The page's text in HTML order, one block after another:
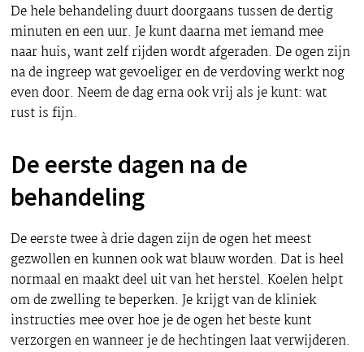
De hele behandeling duurt doorgaans tussen de dertig
minuten en een uur. Je kunt daarna met iemand mee
naar huis, want zelf rijden wordt afgeraden. De ogen zijn
na de ingreep wat gevoeliger en de verdoving werkt nog
even door. Neem de dag erna ook vrij als je kunt: wat
rust is fijn.
De eerste dagen na de
behandeling
De eerste twee à drie dagen zijn de ogen het meest
gezwollen en kunnen ook wat blauw worden. Dat is heel
normaal en maakt deel uit van het herstel. Koelen helpt
om de zwelling te beperken. Je krijgt van de kliniek
instructies mee over hoe je de ogen het beste kunt
verzorgen en wanneer je de hechtingen laat verwijderen.